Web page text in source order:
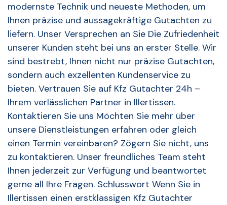
modernste Technik und neueste Methoden, um
Ihnen präzise und aussagekräftige Gutachten zu
liefern. Unser Versprechen an Sie Die Zufriedenheit
unserer Kunden steht bei uns an erster Stelle. Wir
sind bestrebt, Ihnen nicht nur präzise Gutachten,
sondern auch exzellenten Kundenservice zu
bieten. Vertrauen Sie auf Kfz Gutachter 24h –
Ihrem verlässlichen Partner in Illertissen.
Kontaktieren Sie uns Möchten Sie mehr über
unsere Dienstleistungen erfahren oder gleich
einen Termin vereinbaren? Zögern Sie nicht, uns
zu kontaktieren. Unser freundliches Team steht
Ihnen jederzeit zur Verfügung und beantwortet
gerne all Ihre Fragen. Schlusswort Wenn Sie in
Illertissen einen erstklassigen Kfz Gutachter